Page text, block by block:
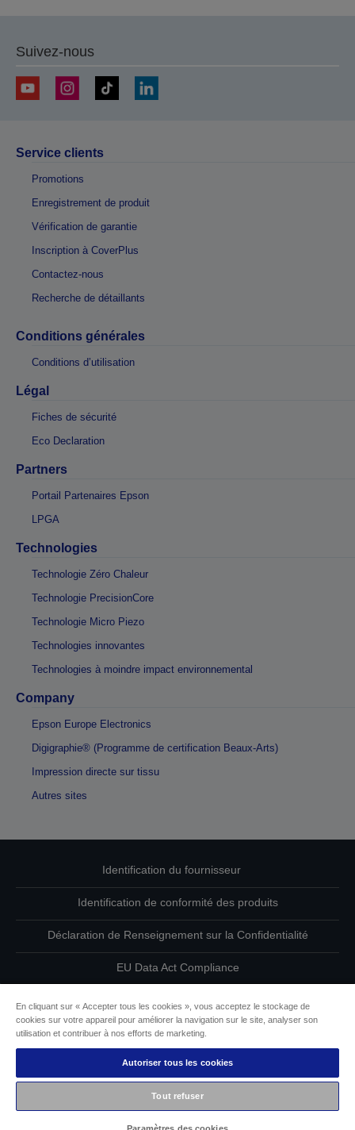
Suivez-nous
Service clients
Promotions
Enregistrement de produit
Vérification de garantie
Inscription à CoverPlus
Contactez-nous
Recherche de détaillants
Conditions générales
Conditions d’utilisation
Légal
Fiches de sécurité
Eco Declaration
Partners
Portail Partenaires Epson
LPGA
Technologies
Technologie Zéro Chaleur
Technologie PrecisionCore
Technologie Micro Piezo
Technologies innovantes
Technologies à moindre impact environnemental
Company
Epson Europe Electronics
Digigraphie® (Programme de certification Beaux-Arts)
Impression directe sur tissu
Autres sites
Identification du fournisseur
Identification de conformité des produits
Déclaration de Renseignement sur la Confidentialité
EU Data Act Compliance
Informations sur les cookies
L’engagement d’Epson pour l’accessibilité
Copyright © 2026 Seiko Epson
En cliquant sur « Accepter tous les cookies », vous acceptez le stockage de
cookies sur votre appareil pour améliorer la navigation sur le site, analyser son
utilisation et contribuer à nos efforts de marketing.
Autoriser tous les cookies
Tout refuser